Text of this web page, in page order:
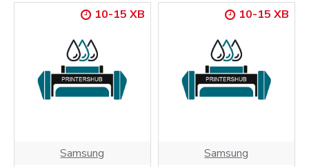
10-15 ХВ
Samsung
10-15 ХВ
Samsung